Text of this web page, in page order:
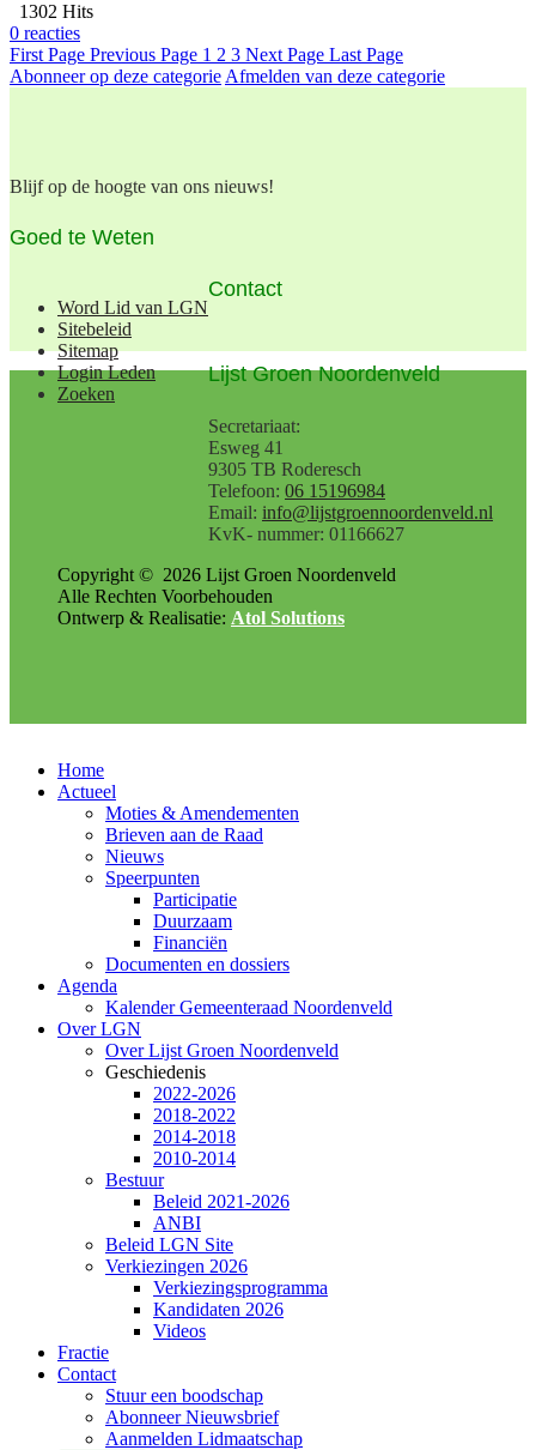
1302 Hits
0 reacties
First Page Previous Page 1 2 3 Next Page Last Page
Abonneer op deze categorie Afmelden van deze categorie
Blijf op de hoogte van ons nieuws!
Goed te Weten
Word Lid van LGN
Sitebeleid
Sitemap
Login Leden
Zoeken
Contact
Lijst Groen Noordenveld
Secretariaat:
Esweg 41
9305 TB Roderesch
Telefoon: 06 15196984
Email: info@lijstgroennoordenveld.nl
KvK- nummer: 01166627
Copyright © 2026 Lijst Groen Noordenveld
Alle Rechten Voorbehouden
Ontwerp & Realisatie: Atol Solutions
Home
Actueel
Moties & Amendementen
Brieven aan de Raad
Nieuws
Speerpunten
Participatie
Duurzaam
Financiën
Documenten en dossiers
Agenda
Kalender Gemeenteraad Noordenveld
Over LGN
Over Lijst Groen Noordenveld
Geschiedenis
2022-2026
2018-2022
2014-2018
2010-2014
Bestuur
Beleid 2021-2026
ANBI
Beleid LGN Site
Verkiezingen 2026
Verkiezingsprogramma
Kandidaten 2026
Videos
Fractie
Contact
Stuur een boodschap
Abonneer Nieuwsbrief
Aanmelden Lidmaatschap